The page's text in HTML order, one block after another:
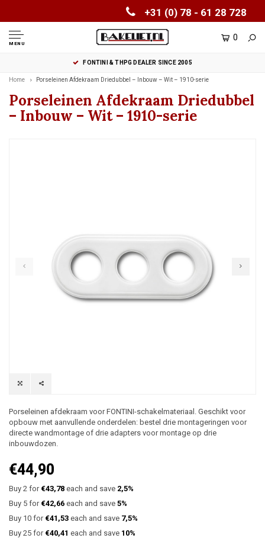
+31 (0) 78 - 61 28 728
MENU
0
FONTINI & THPG DEALER SINCE 2005
Home Porseleinen Afdekraam Driedubbel – Inbouw – Wit – 1910-serie
Porseleinen Afdekraam Driedubbel
– Inbouw – Wit – 1910-serie
Porseleinen afdekraam voor FONTINI-schakelmateriaal. Geschikt voor
opbouw met aanvullende onderdelen: bestel drie montageringen voor
directe wandmontage of drie adapters voor montage op drie
inbouwdozen.
€44,90
Buy 2 for €43,78 each and save 2,5%
Buy 5 for €42,66 each and save 5%
Buy 10 for €41,53 each and save 7,5%
Buy 25 for €40,41 each and save 10%